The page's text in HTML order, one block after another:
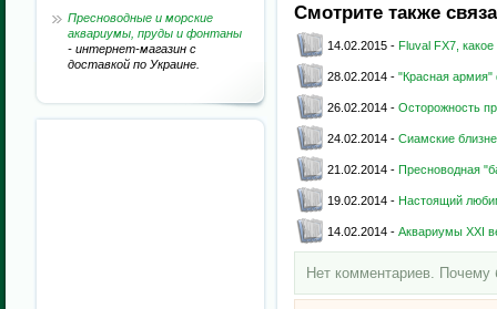
Пресноводные и морские
аквариумы, пруды и фонтаны
- интернет-магазин с
доставкой по Украине.
Смотрите также
14.02.2015 - Fluval FX7,
28.02.2014 - "Красная
26.02.2014 - Осторожность
24.02.2014 - Сиамские
21.02.2014 - Пресноводная
19.02.2014 - Настоящий
14.02.2014 - Аквариумы XXI
Нет комментариев.